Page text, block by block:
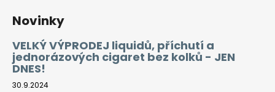
Novinky
VELKÝ VÝPRODEJ liquidů, příchutí a
jednorázových cigaret bez kolků - JEN
DNES!
30.9.2024